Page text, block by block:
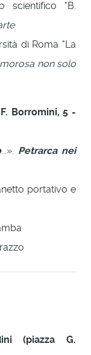
scientifico "B.
di Roma "La
non solo
Borromini, 5 -
...». Petrarca nei
portativo e
(piazza G.